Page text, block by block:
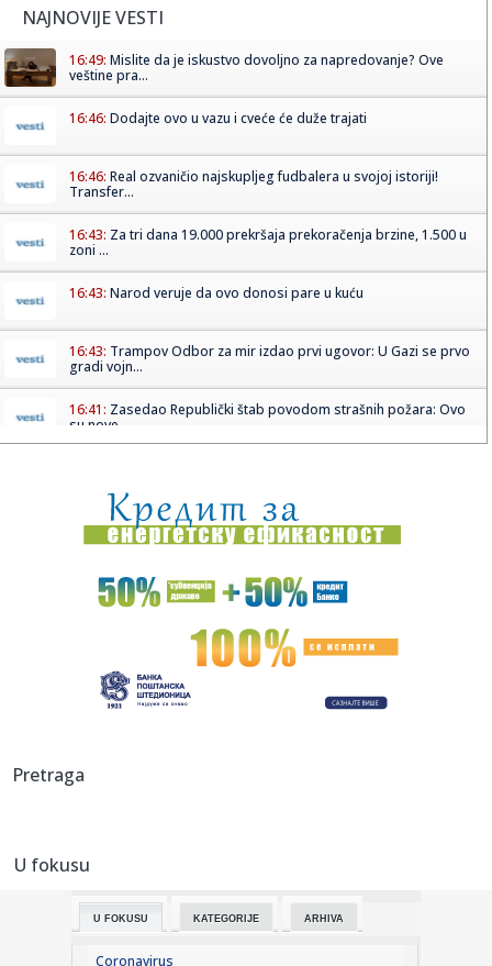
NAJNOVIJE VESTI
16:49: Mislite da je iskustvo dovoljno za napredovanje? Ove
veštine pra...
16:46: Dodajte ovo u vazu i cveće će duže trajati
16:46: Real ozvaničio najskupljeg fudbalera u svojoj istoriji!
Transfer...
16:43: Za tri dana 19.000 prekršaja prekoračenja brzine, 1.500 u
zoni ...
16:43: Narod veruje da ovo donosi pare u kuću
16:43: Trampov Odbor za mir izdao prvi ugovor: U Gazi se prvo
gradi vojn...
16:41: Zasedao Republički štab povodom strašnih požara: Ovo
su nove ...
16:37:DRAMA BIVŠEG GOLMANA ZVEZDE: Omri Glazer učestvovao
u saobraća...
16:33:Salah i zvanično u Trabzonu
Bivši dečko Jovane Jeremić organizovao feštu: Vatromet,
16:31:Doživotna kazna Avganistancu za napad automobilom u
besmislena"
16:29:
16:24:
Od Kine do Orlovata, od Indije do šatora; Vučićev tempo
Pretraga
U fokusu
U FOKUSU KATEGORIJE ARHIVA
Coronavirus